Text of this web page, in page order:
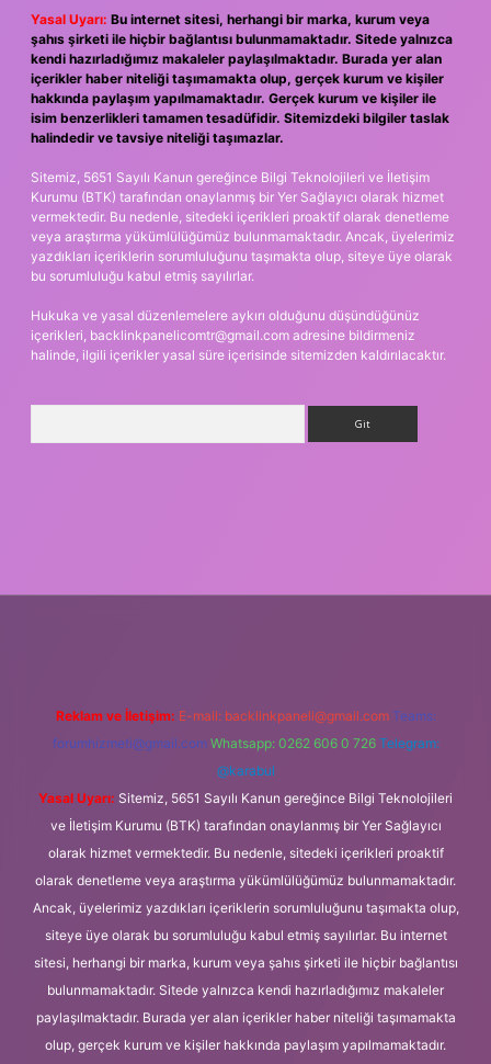
Yasal Uyarı: Bu internet sitesi, herhangi bir marka, kurum veya
şahıs şirketi ile hiçbir bağlantısı bulunmamaktadır. Sitede yalnızca
kendi hazırladığımız makaleler paylaşılmaktadır. Burada yer alan
içerikler haber niteliği taşımamakta olup, gerçek kurum ve kişiler
hakkında paylaşım yapılmamaktadır. Gerçek kurum ve kişiler ile
isim benzerlikleri tamamen tesadüfidir. Sitemizdeki bilgiler taslak
halindedir ve tavsiye niteliği taşımazlar.
Sitemiz, 5651 Sayılı Kanun gereğince Bilgi Teknolojileri ve İletişim
Kurumu (BTK) tarafından onaylanmış bir Yer Sağlayıcı olarak hizmet
vermektedir. Bu nedenle, sitedeki içerikleri proaktif olarak denetleme
veya araştırma yükümlülüğümüz bulunmamaktadır. Ancak, üyelerimiz
yazdıkları içeriklerin sorumluluğunu taşımakta olup, siteye üye olarak
bu sorumluluğu kabul etmiş sayılırlar.
Hukuka ve yasal düzenlemelere aykırı olduğunu düşündüğünüz
içerikleri, backlinkpanelicomtr@gmail.com adresine bildirmeniz
halinde, ilgili içerikler yasal süre içerisinde sitemizden kaldırılacaktır.
Reklam ve İletişim: E-mail: backlinkpaneli@gmail.com Teams:
forumhizmeti@gmail.com Whatsapp: 0262 606 0 726 Telegram:
@karabul
Yasal Uyarı: Sitemiz, 5651 Sayılı Kanun gereğince Bilgi Teknolojileri
ve İletişim Kurumu (BTK) tarafından onaylanmış bir Yer Sağlayıcı
olarak hizmet vermektedir. Bu nedenle, sitedeki içerikleri proaktif
olarak denetleme veya araştırma yükümlülüğümüz bulunmamaktadır.
Ancak, üyelerimiz yazdıkları içeriklerin sorumluluğunu taşımakta olup,
siteye üye olarak bu sorumluluğu kabul etmiş sayılırlar. Bu internet
sitesi, herhangi bir marka, kurum veya şahıs şirketi ile hiçbir bağlantısı
bulunmamaktadır. Sitede yalnızca kendi hazırladığımız makaleler
paylaşılmaktadır. Burada yer alan içerikler haber niteliği taşımamakta
olup, gerçek kurum ve kişiler hakkında paylaşım yapılmamaktadır.